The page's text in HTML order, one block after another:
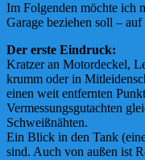
Im Folgenden möchte ich
Garage beziehen soll – auf
Der erste Eindruck:
Kratzer an Motordeckel,
krumm oder in
einen weit entfernten
Vermessungsgutachten
Schweißnähten.
Ein Blick in den Tank
sind. Auch von außen ist